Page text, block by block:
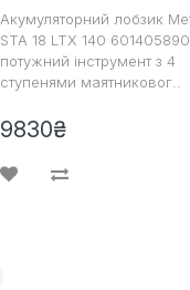
Акумуляторний лобзик
STA 18 LTX 140
потужний інструмент з 4
ступенями маятниковог..
9830₴